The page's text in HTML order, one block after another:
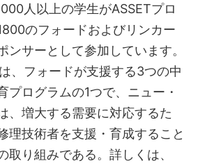
人以上の学生がASSETプロ
のフォードおよびリンカー
ンサーとして参加しています。
、フォードが支援する3つの中
プログラムの1つで、ニュー・
、増大する需要に対応するた
理技術者を支援・育成すること
取り組みである。詳しくは、